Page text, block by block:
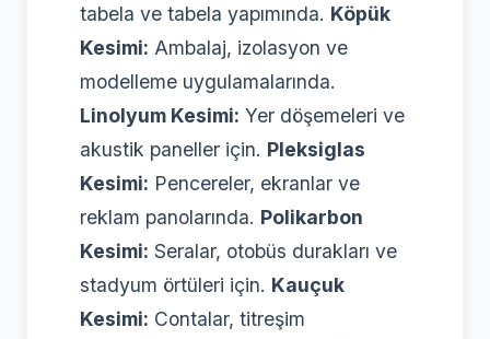
tabela ve tabela yapımında. Köpük
Kesimi: Ambalaj, izolasyon ve
modelleme uygulamalarında.
Linolyum Kesimi: Yer döşemeleri ve
akustik paneller için. Pleksiglas
Kesimi: Pencereler, ekranlar ve
reklam panolarında. Polikarbon
Kesimi: Seralar, otobüs durakları ve
stadyum örtüleri için. Kauçuk
Kesimi: Contalar, titreşim